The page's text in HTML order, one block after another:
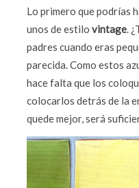
Lo primero que podrías
unos de estilovintage.
padres cuando eras
parecida. Como estos
hace falta que los
colocarlos detrás de la
quede mejor, será